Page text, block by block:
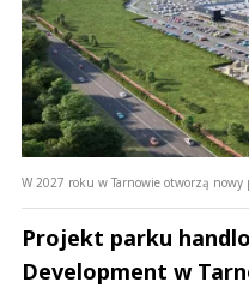
W 2027 roku w Tarnowie otworzą
Projekt parku
Development w